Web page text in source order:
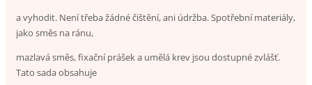
a vyhodit. Není třeba žádné čištění, ani údržba. Spotřební materiály,
jako směs na ránu,
mazlavá směs, fixační prášek a umělá krev jsou dostupné zvlášť.
Tato sada obsahuje